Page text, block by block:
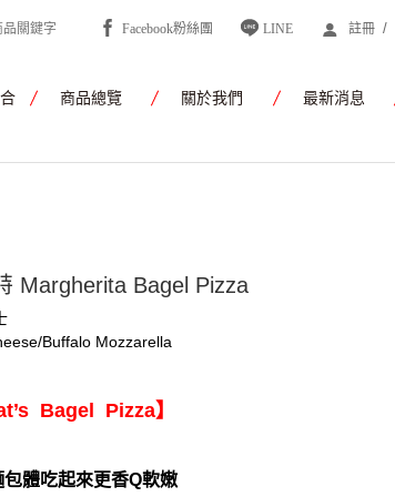
Facebook粉絲團 LINE 註冊 /
商品總覽 關於我們 最新消息
Margherita Bagel Pizza
Buffalo Mozzarella
Bagel Pizza】
體吃起來更香Q軟嫩